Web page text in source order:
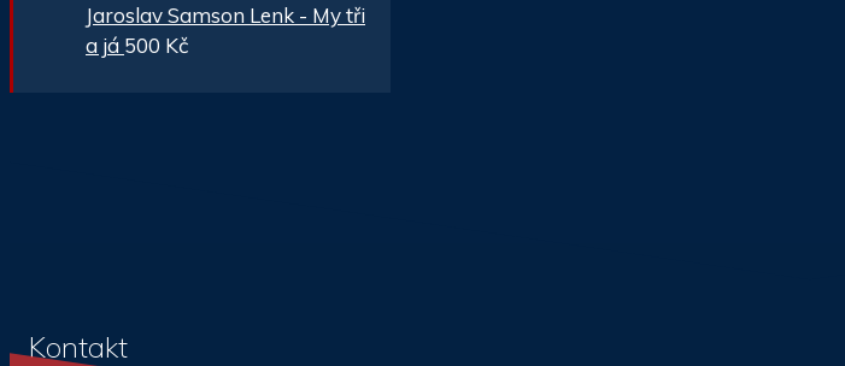
Jaroslav Samson Lenk - My tři
a já 500 Kč
Kontakt